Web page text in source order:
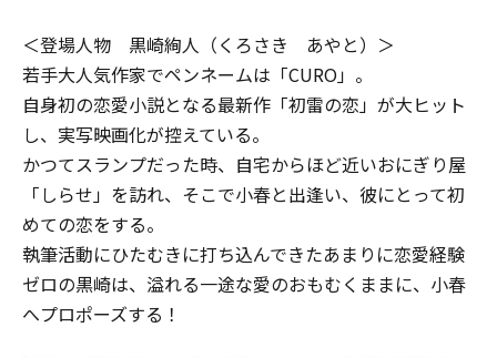
＜登場人物 黒崎絢人（くろさき あやと）＞
若手大人気作家でペンネームは「CURO」。
自身初の恋愛小説となる最新作「初雷の恋」が大ヒット
し、実写映画化が控えている。
かつてスランプだった時、自宅からほど近いおにぎり屋
「しらせ」を訪れ、そこで小春と出逢い、彼にとって初
めての恋をする。
執筆活動にひたむきに打ち込んできたあまりに恋愛経験
ゼロの黒崎は、溢れる一途な愛のおもむくままに、小春
へプロポーズする！